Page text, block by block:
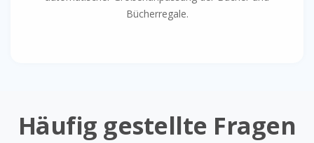
Bücherregale.
Häufig gestellte Fragen